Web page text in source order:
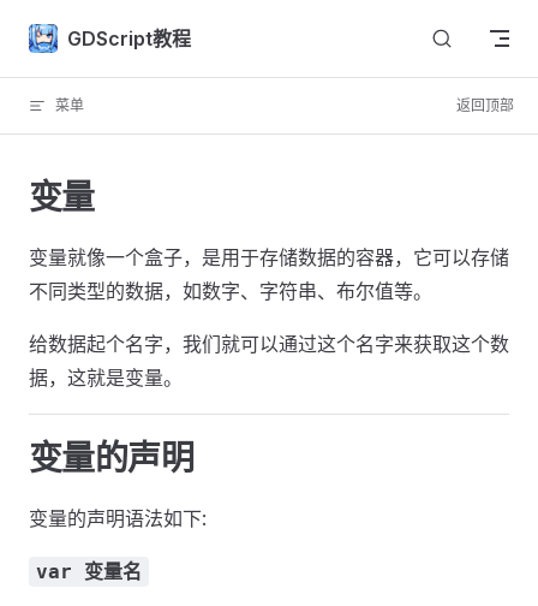
Skip to content
GDScript教程
菜单 返回顶部
变量
变量就像一个盒子，是用于存储数据的容器，它可以存储
不同类型的数据，如数字、字符串、布尔值等。
给数据起个名字，我们就可以通过这个名字来获取这个数
据，这就是变量。
变量的声明
变量的声明语法如下:
var 变量名